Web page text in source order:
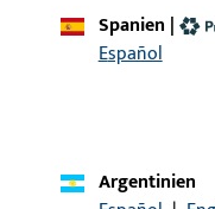
GT LI25/LA65
Spanien |
Español
Argentinien